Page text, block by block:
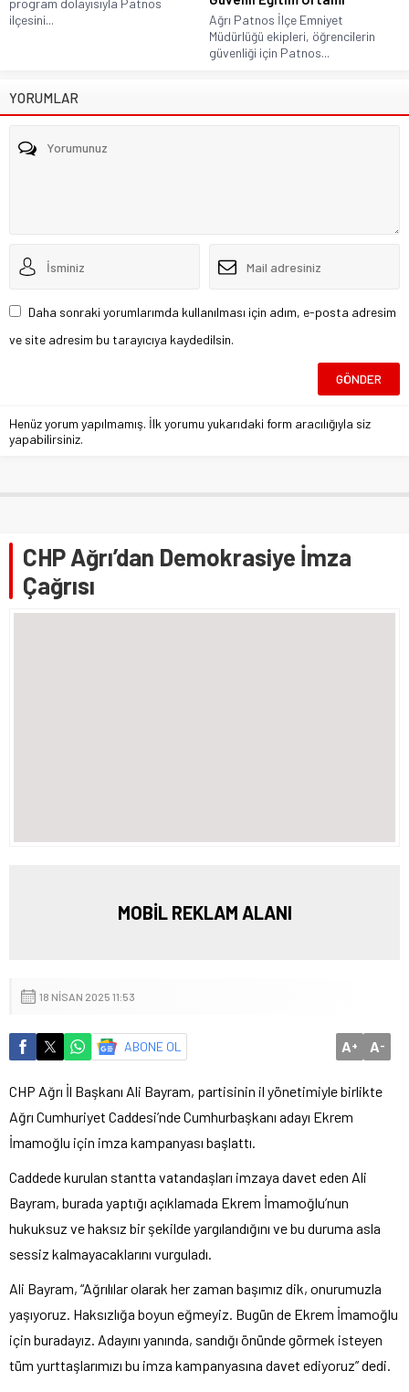
program dolayısıyla Patnos
ilçesini...
Ağrı Patnos İlçe Emniyet
Müdürlüğü ekipleri, öğrencilerin
güvenliği için Patnos...
YORUMLAR
Daha sonraki yorumlarımda kullanılması için adım, e-posta adresim
ve site adresim bu tarayıcıya kaydedilsin.
Henüz yorum yapılmamış. İlk yorumu yukarıdaki form aracılığıyla siz
yapabilirsiniz.
CHP Ağrı’dan Demokrasiye İmza
Çağrısı
MOBİL REKLAM ALANI
18 NISAN 2025 11:53
ABONE OL A+ A-
CHP Ağrı İl Başkanı Ali Bayram, partisinin il yönetimiyle birlikte
Ağrı Cumhuriyet Caddesi’nde Cumhurbaşkanı adayı Ekrem
İmamoğlu için imza kampanyası başlattı.
Caddede kurulan stantta vatandaşları imzaya davet eden Ali
Bayram, burada yaptığı açıklamada Ekrem İmamoğlu’nun
hukuksuz ve haksız bir şekilde yargılandığını ve bu duruma asla
sessiz kalmayacaklarını vurguladı.
Ali Bayram, “Ağrılılar olarak her zaman başımız dik, onurumuzla
yaşıyoruz. Haksızlığa boyun eğmeyiz. Bugün de Ekrem İmamoğlu
için buradayız. Adayını yanında, sandığı önünde görmek isteyen
tüm yurttaşlarımızı bu imza kampanyasına davet ediyoruz” dedi.